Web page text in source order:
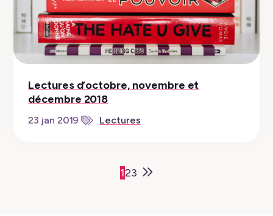
Lectures d’octobre, novembre et
décembre 2018
23 jan 2019 Lectures
123
Older